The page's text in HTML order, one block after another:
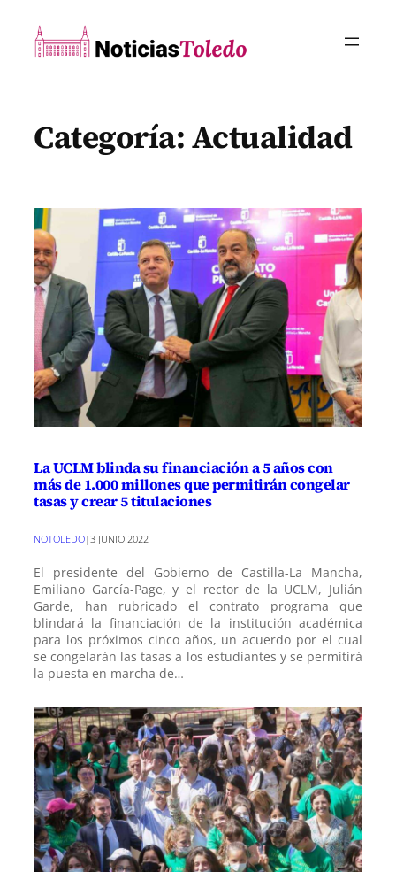
contenido
Categoría:Actualidad
La UCLM blinda su financiación a 5 años con
más de 1.000 millones que permitirán congelar
tasas y crear 5 titulaciones
NOTOLEDO|3 JUNIO 2022
El presidente del Gobierno de Castilla-La Mancha,
Emiliano García-Page, y el rector de la UCLM, Julián
Garde, han rubricado el contrato programa que
blindará la financiación de la institución académica
para los próximos cinco años, un acuerdo por el cual
se congelarán las tasas a los estudiantes y se permitirá
la puesta en marcha de…